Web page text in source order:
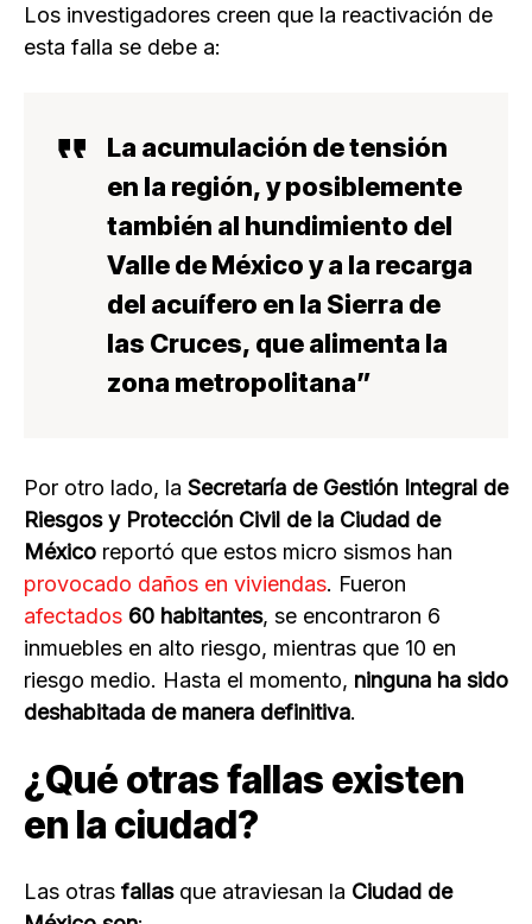
Los investigadores creen que la reactivación de
esta falla se debe a:
La acumulación de tensión
en la región, y posiblemente
también al hundimiento del
Valle de México y a la recarga
del acuífero en la Sierra de
las Cruces, que alimenta la
zona metropolitana”
Por otro lado, la Secretaría de Gestión Integral de
Riesgos y Protección Civil de la Ciudad de
México reportó que estos micro sismos han
provocado daños en viviendas. Fueron
afectados 60 habitantes, se encontraron 6
inmuebles en alto riesgo, mientras que 10 en
riesgo medio. Hasta el momento, ninguna ha sido
deshabitada de manera definitiva.
¿Qué otras fallas existen
en la ciudad?
Las otras fallasque atraviesan la Ciudad de